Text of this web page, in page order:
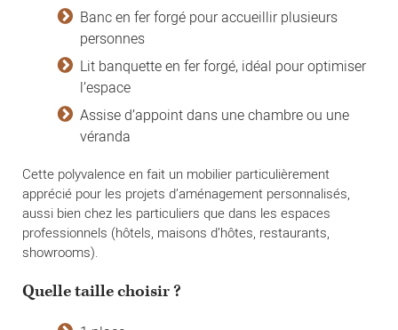
Banc en fer forgé pour accueillir plusieurs
personnes
Lit banquette en fer forgé, idéal pour optimiser
l’espace
Assise d’appoint dans une chambre ou une
véranda
Cette polyvalence en fait un mobilier particulièrement
apprécié pour les projets d’aménagement personnalisés,
aussi bien chez les particuliers que dans les espaces
professionnels (hôtels, maisons d’hôtes, restaurants,
showrooms).
Quelle taille choisir ?